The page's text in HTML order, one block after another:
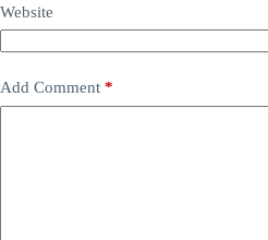
Website
Add Comment *